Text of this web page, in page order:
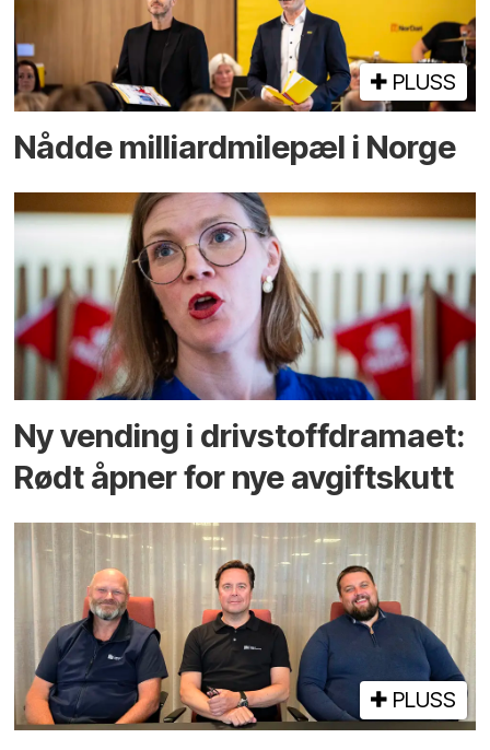
PLUSS
Nådde milliard­­milepæl i Norge
Ny vending i drivstoffdramaet:
Rødt åpner for nye avgiftskutt
PLUSS